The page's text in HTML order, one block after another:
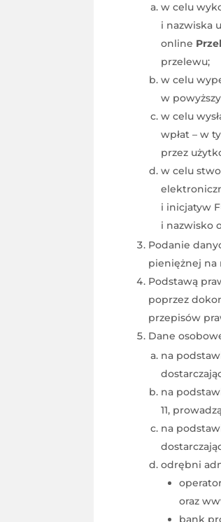
w celu
i nazwiska
online
przelewu;
w celu
w
w celu
wpłat – w
przez
w celu
i inicjatyw
i nazwisko
Podanie
pieniężnej na
Podstawą
poprzez
przepisów
Dane
na
na
11,
na
odrębni
oraz
bank